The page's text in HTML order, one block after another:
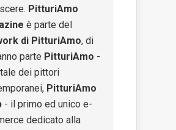
PitturiAmo
è parte del
di PitturiAmo, di
parte PitturiAmo -
dei pittori
PitturiAmo
- il primo ed unico e-
dedicato alla